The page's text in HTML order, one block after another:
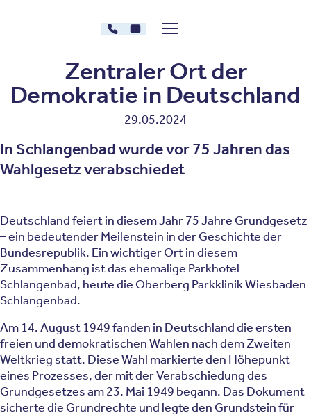
030 - 26478607
Kontakt
Menü zeigen/verstecken
Zentraler Ort der
Demokratie in Deutschland
29.05.2024
In Schlangenbad wurde vor 75 Jahren das
Wahlgesetz verabschiedet
Deutschland feiert in diesem Jahr 75 Jahre Grundgesetz
– ein bedeutender Meilenstein in der Geschichte der
Bundesrepublik. Ein wichtiger Ort in diesem
Zusammenhang ist das ehemalige Parkhotel
Schlangenbad, heute die Oberberg Parkklinik Wiesbaden
Schlangenbad.
Am 14. August 1949 fanden in Deutschland die ersten
freien und demokratischen Wahlen nach dem Zweiten
Weltkrieg statt. Diese Wahl markierte den Höhepunkt
eines Prozesses, der mit der Verabschiedung des
Grundgesetzes am 23. Mai 1949 begann. Das Dokument
sicherte die Grundrechte und legte den Grundstein für